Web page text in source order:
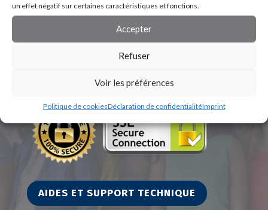
un effet négatif sur certaines caractéristiques et fonctions.
Accepter
Refuser
Voir les préférences
Politique de cookiesDéclaration de confidentialitéImprint
AIDES ET SUPPORT TECHNIQUE